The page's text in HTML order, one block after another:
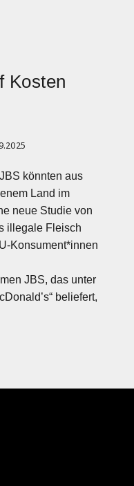
Kosten
könnten aus
Land im
neue Studie von
illegale Fleisch
Konsument*innen
JBS, das unter
beliefert,